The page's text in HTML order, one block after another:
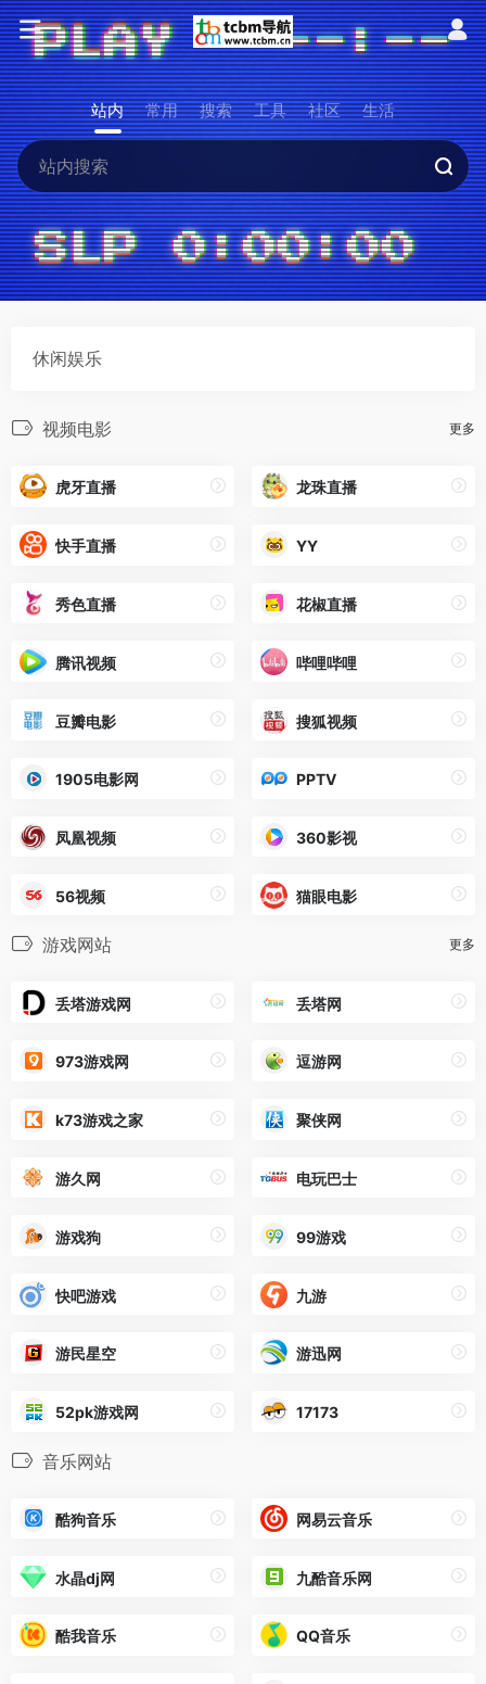
站内 常用 搜索 工具 社区 生活
休闲娱乐
视频电影 更多
虎牙直播 龙珠直播
快手直播 YY
秀色直播 花椒直播
腾讯视频 哔哩哔哩
豆瓣电影 搜狐视频
1905电影网 PPTV
凤凰视频 360影视
56视频 猫眼电影
游戏网站 更多
丢塔游戏网 丢塔网
973游戏网 逗游网
k73游戏之家 聚侠网
游久网 电玩巴士
游戏狗 99游戏
快吧游戏 九游
游民星空 游迅网
52pk游戏网 17173
音乐网站
酷狗音乐 网易云音乐
水晶dj网 九酷音乐网
酷我音乐 QQ音乐